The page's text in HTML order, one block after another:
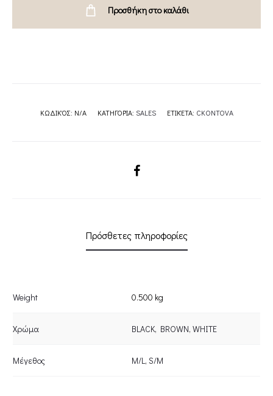
Προσθήκη στο καλάθι
ΚΩΔΙΚΌΣ: N/A ΚΑΤΗΓΟΡΊΑ: SALES ΕΤΙΚΈΤΑ: CKONTOVA
SHARE
Πρόσθετες πληροφορίες
Weight 0.500 kg
Χρώμα BLACK, BROWN, WHITE
Μέγεθος M/L, S/M